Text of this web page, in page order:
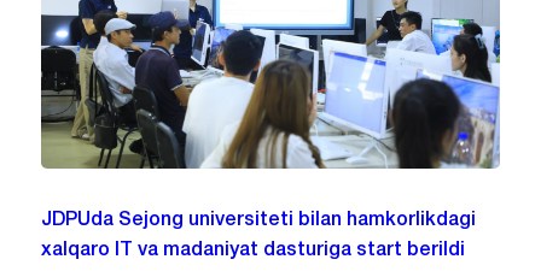
JDPUda Sejong universiteti bilan hamkorlikdagi
xalqaro IT va madaniyat dasturiga start berildi